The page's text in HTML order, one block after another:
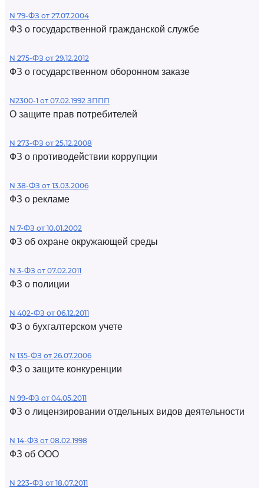
N 79-ФЗ от 27.07.2004
ФЗ о государственной гражданской службе
N 275-ФЗ от 29.12.2012
ФЗ о государственном оборонном заказе
N2300-1 от 07.02.1992 ЗППП
О защите прав потребителей
N 273-ФЗ от 25.12.2008
ФЗ о противодействии коррупции
N 38-ФЗ от 13.03.2006
ФЗ о рекламе
N 7-ФЗ от 10.01.2002
ФЗ об охране окружающей среды
N 3-ФЗ от 07.02.2011
ФЗ о полиции
N 402-ФЗ от 06.12.2011
ФЗ о бухгалтерском учете
N 135-ФЗ от 26.07.2006
ФЗ о защите конкуренции
N 99-ФЗ от 04.05.2011
ФЗ о лицензировании отдельных видов деятельности
N 14-ФЗ от 08.02.1998
ФЗ об ООО
N 223-ФЗ от 18.07.2011